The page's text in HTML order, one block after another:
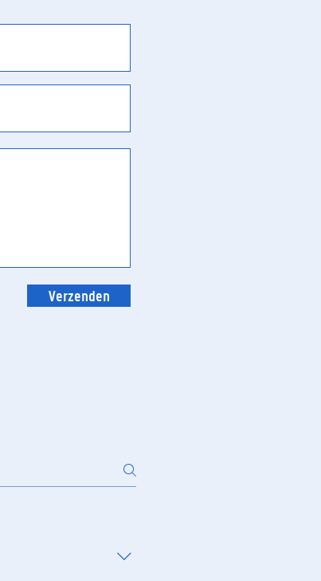
Verzenden